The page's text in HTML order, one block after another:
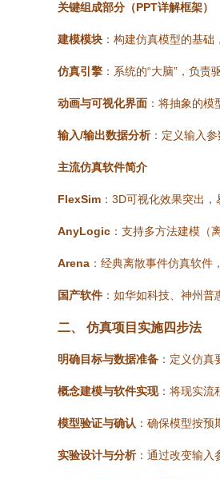
关键组成部分（PPT详解框架）
建模模块 ：构建仿真模型的基
仿真引擎 ：系统的“大脑”，负责
动画与可视化界面 ：将抽象的
输入/输出数据分析：定义输入
主流仿真软件简介
FlexSim ：3D可视化效果突出
AnyLogic ：支持多方法建模（
Arena ：经典离散事件仿真软件
国产软件 ：如华如科技、神州普
二、 仿真项目实施四步法
明确目标与数据准备 ：定义仿
概念建模与软件实现：将现实流
模型验证与确认 ：确保模型按
实验设计与分析：通过改变输入